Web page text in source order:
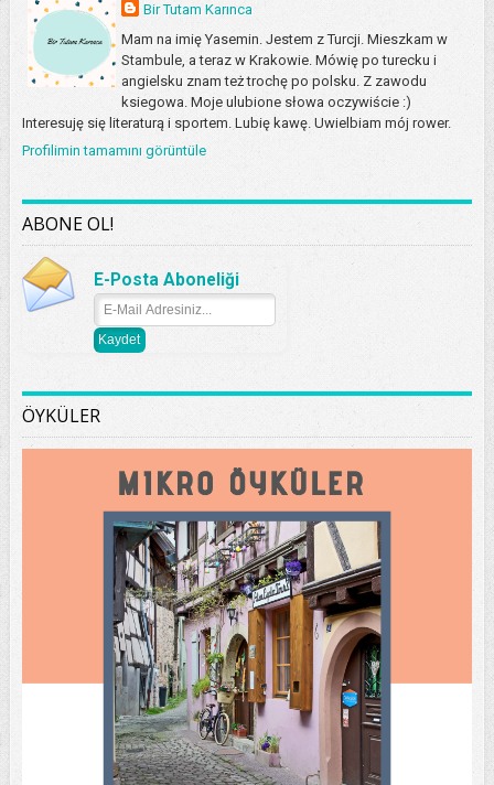
Bir Tutam Karınca
Mam na imię Yasemin. Jestem z Turcji. Mieszkam w
Stambule, a teraz w Krakowie. Mówię po turecku i
angielsku znam też trochę po polsku. Z zawodu
ksiegowa. Moje ulubione słowa oczywiście :)
Interesuję się literaturą i sportem. Lubię kawę. Uwielbiam mój rower.
Profilimin tamamını görüntüle
ABONE OL!
E-Posta Aboneliği
ÖYKÜLER